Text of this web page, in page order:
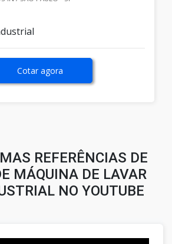
Cotar agora
REFERÊNCIAS DE
MÁQUINA DE LAVAR
NO YOUTUBE